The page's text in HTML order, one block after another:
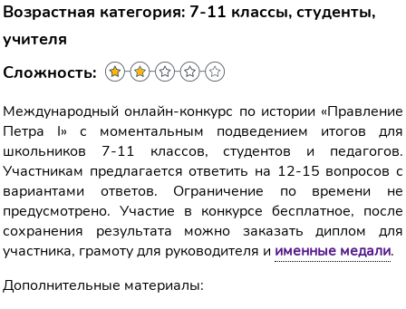
Возрастная категория: 7-11 классы, студенты,
учителя
Сложность:
Международный онлайн-конкурс по истории «Правление
Петра I» с моментальным подведением итогов для
школьников 7-11 классов, студентов и педагогов.
Участникам предлагается ответить на 12-15 вопросов с
вариантами ответов. Ограничение по времени не
предусмотрено. Участие в конкурсе бесплатное, после
сохранения результата можно заказать диплом для
участника, грамоту для руководителя и именные медали.
Дополнительные материалы: